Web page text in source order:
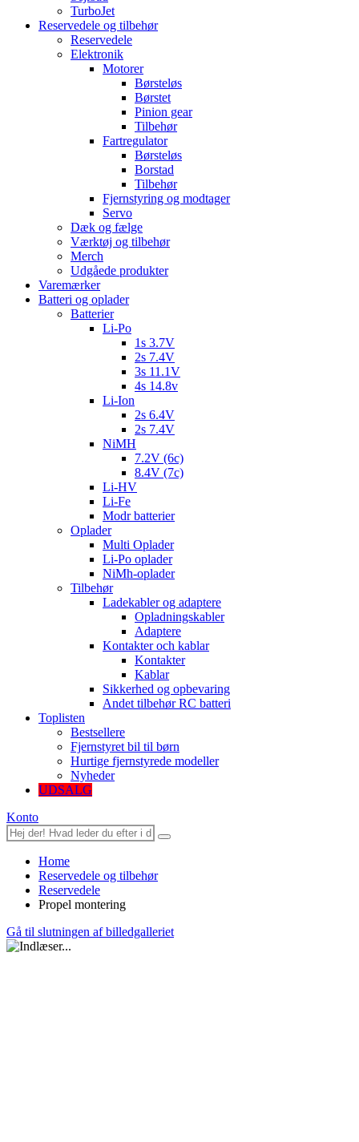
TurboJet
Reservedele og tilbehør
Reservedele
Elektronik
Motorer
Børsteløs
Børstet
Pinion gear
Tilbehør
Fartregulator
Børsteløs
Borstad
Tilbehør
Fjernstyring og modtager
Servo
Dæk og fælge
Værktøj og tilbehør
Merch
Udgåede produkter
Varemærker
Batteri og oplader
Batterier
Li-Po
1s 3.7V
2s 7.4V
3s 11.1V
4s 14.8v
Li-Ion
2s 6.4V
2s 7.4V
NiMH
7.2V (6c)
8.4V (7c)
Li-HV
Li-Fe
Modr batterier
Oplader
Multi Oplader
Li-Po oplader
NiMh-oplader
Tilbehør
Ladekabler og adaptere
Opladningskabler
Adaptere
Kontakter och kablar
Kontakter
Kablar
Sikkerhed og opbevaring
Andet tilbehør RC batteri
Toplisten
Bestsellere
Fjernstyret bil til børn
Hurtige fjernstyrede modeller
Nyheder
UDSALG
Konto
Home
Reservedele og tilbehør
Reservedele
Propel montering
Gå til slutningen af billedgalleriet